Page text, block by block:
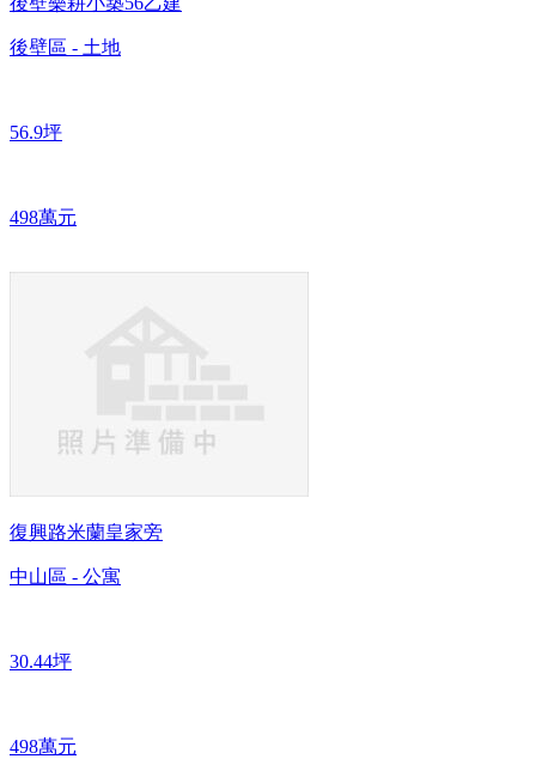
後壁區 - 土地
56.9坪
498萬元
復興路米蘭皇家旁
中山區 - 公寓
30.44坪
498萬元